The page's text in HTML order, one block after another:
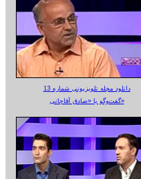
دانلود مجله تلویزیونی شماره 13
گفت‌وگو با «صادق آقاجانی»